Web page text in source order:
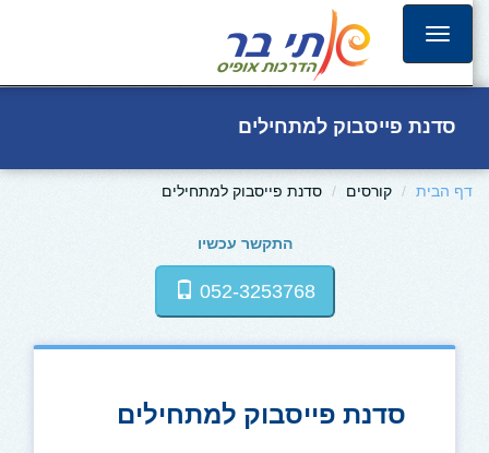
סדנת פייסבוק למתחילים
דף הבית קורסים סדנת פייסבוק למתחילים
התקשר עכשיו
052-3253768
סדנת פייסבוק למתחילים